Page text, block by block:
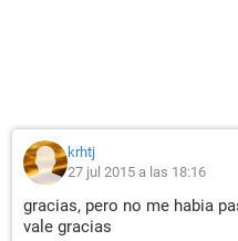
krhtj
27 jul 2015 a las 18:16
gracias, pero no me habia
vale gracias